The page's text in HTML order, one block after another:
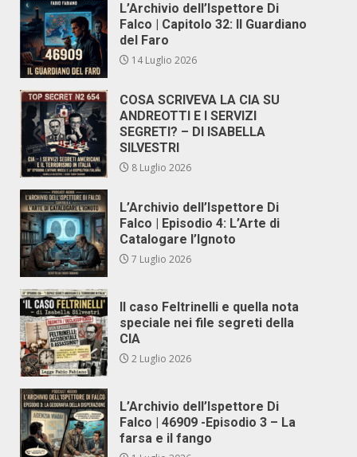
L’Archivio dell’Ispettore Di
Falco | Capitolo 32: Il Guardiano
del Faro
14 Luglio 2026
COSA SCRIVEVA LA CIA SU
ANDREOTTI E I SERVIZI
SEGRETI? – DI ISABELLA
SILVESTRI
8 Luglio 2026
L’Archivio dell’Ispettore Di
Falco | Episodio 4: L’Arte di
Catalogare l’Ignoto
7 Luglio 2026
Il caso Feltrinelli e quella nota
speciale nei file segreti della
CIA
2 Luglio 2026
L’Archivio dell’Ispettore Di
Falco | 46909 -Episodio 3 – La
farsa e il fango